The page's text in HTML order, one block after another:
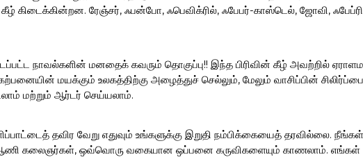
கிடைக்கின்றன. ரேஞ்சர், ஃபன்போ, ஃபெவிக்ரில், ஃபேபர்-காஸ்டெல், ஜோவி,
நாவல்களின் மனதைக் கவரும் தொகுப்பு!! இந்த பிரிவின் கீழ் அவற்றில்
மயக்கும் உலகத்திற்கு அழைத்துச் செல்லும், மேலும் வாசிப்பின்
மற்றும் ஆர்டர் செய்யலாம்.
தவிர வேறு எதுவும் உங்களுக்கு இறுதி நம்பிக்கையைத் தரவில்லை.
ஆணி கலைஞர்கள், ஒவ்வொரு வகையான ஒப்பனை கருவிகளையும் காணலாம். எங்கள்